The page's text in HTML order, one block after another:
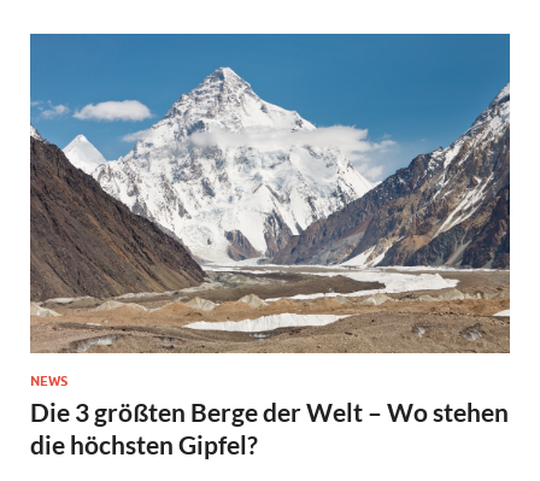
NEWS
Die 3 größten Berge der Welt – Wo stehen
die höchsten Gipfel?